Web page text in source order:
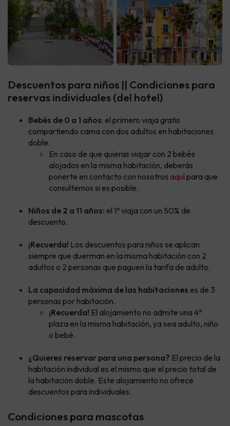
Descuentos para niños || Condiciones para
reservas individuales (del hotel)
Bebés de 0 a 1 años: el primero viaja gratis
compartiendo cama con dos adultos en habitaciones
doble.
En caso de que quieras viajar con 2 bebés
alojados en la misma habitación, deberás
ponerte en contacto con nosotros aquípara que
consultemos si es posible.
Niños de 2 a 11 años: el 1º viaja con un 50% de
descuento.
¡Recuerda! Los descuentos para niños se aplican
siempre que duerman en la misma habitación con 2
adultos o 2 personas que paguen la tarifa de adulto.
La capacidad máxima de las habitaciones es de 3
personas por habitación.
¡Recuerda! El alojamiento no admite una 4ª
plaza en la misma habitación, ya sea adulto, niño
o bebé.
¿Quieres reservar para una persona? El precio de la
habitación individual es el mismo que el precio total de
la habitación doble. Este alojamiento no ofrece
descuentos para individuales.
Condiciones para mascotas